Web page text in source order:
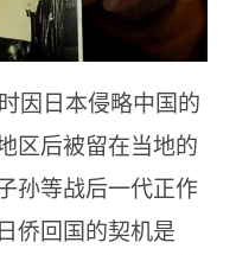
因日本侵略中国的
区后被留在当地的
孙等战后一代正作
侨回国的契机是